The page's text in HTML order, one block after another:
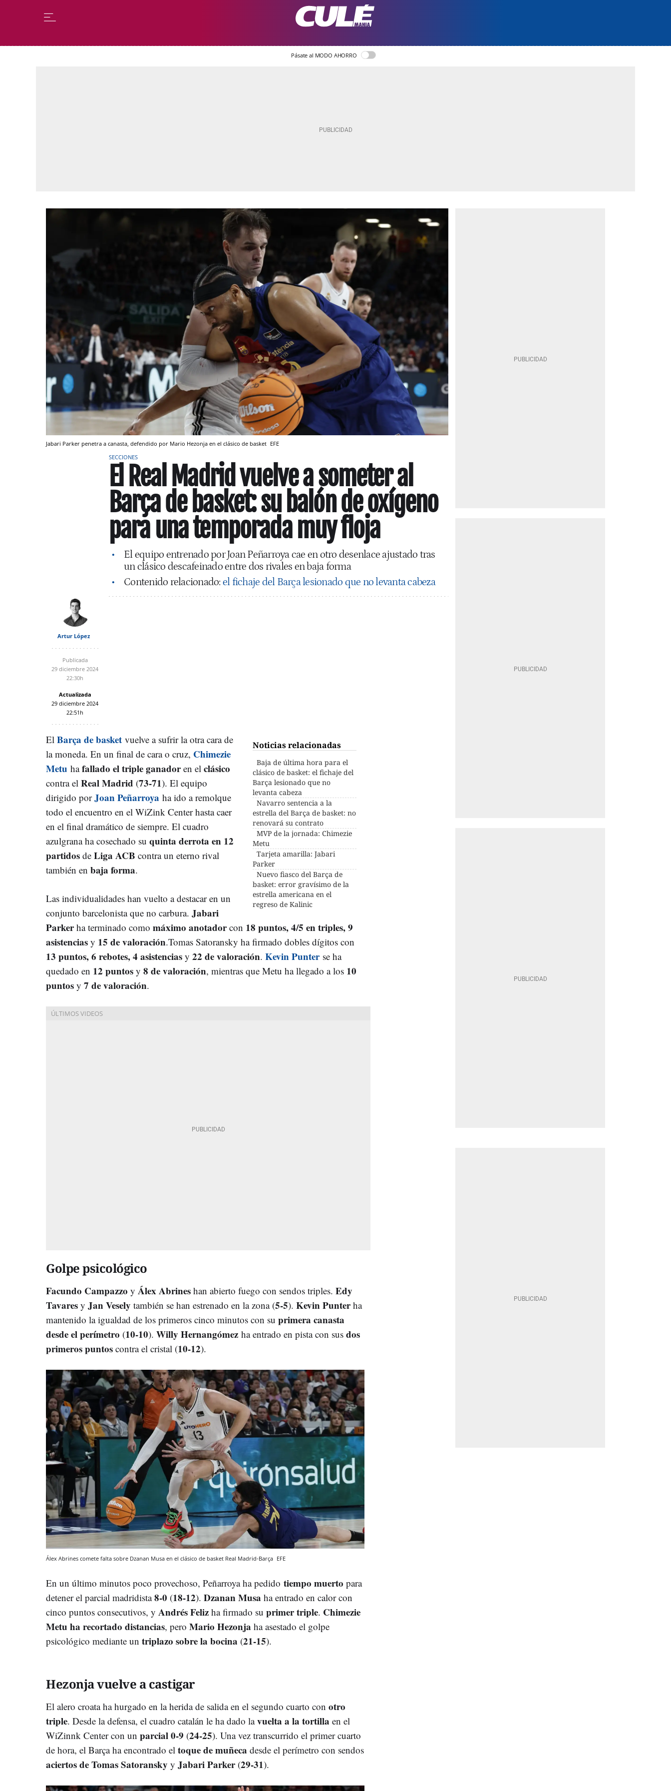
Pásate al MODO AHORRO
Jabari Parker penetra a canasta, defendido por Mario Hezonja en el clásico de basket EFE
SECCIONES
El Real Madrid vuelve a someter al
Barça de basket: su balón de oxígeno
para una temporada muy floja
El equipo entrenado por Joan Peñarroya cae en otro desenlace ajustado tras
un clásico descafeinado entre dos rivales en baja forma
Contenido relacionado: el fichaje del Barça lesionado que no levanta cabeza
Artur López
Publicada
29 diciembre 2024
22:30h
Actualizada
29 diciembre 2024
22:51h
Noticias relacionadas
Baja de última hora para el
clásico de basket: el fichaje del
Barça lesionado que no
levanta cabeza
Navarro sentencia a la
estrella del Barça de basket: no
renovará su contrato
MVP de la jornada: Chimezie
Metu
Tarjeta amarilla: Jabari
Parker
Nuevo fiasco del Barça de
basket: error gravísimo de la
estrella americana en el
regreso de Kalinic
El Barça de basket vuelve a sufrir la otra cara de
la moneda. En un final de cara o cruz, Chimezie
Metu hafallado el triple ganadoren el clásico
contra el Real Madrid (73-71). El equipo
dirigido porJoan Peñarroya ha ido a remolque
todo el encuentro en el WiZink Center hasta caer
en el final dramático de siempre. El cuadro
azulgrana ha cosechado su quinta derrota en 12
partidos de Liga ACB contra un eterno rival
también en baja forma.
Las individualidades han vuelto a destacar en un
conjunto barcelonista que no carbura. Jabari
Parkerha terminado como máximo anotadorcon 18 puntos, 4/5 en triples, 9
asistencias y 15 de valoración.Tomas Satoransky ha firmado dobles dígitos con
13 puntos, 6 rebotes, 4 asistencias y 22 de valoración. Kevin Punterse ha
quedado en 12 puntos y 8 de valoración, mientras que Metu ha llegado a los 10
puntos y 7 de valoración.
Golpe psicológico
Facundo Campazzo y Álex Abrines han abierto fuego con sendos triples. Edy
Tavares y Jan Vesely también se han estrenado en la zona (5-5). Kevin Punterha
mantenido la igualdad de los primeros cinco minutos con su primera canasta
desde el perímetro (10-10). Willy Hernangómez ha entrado en pista con sus dos
primeros puntos contra el cristal (10-12).
Álex Abrines comete falta sobre Dzanan Musa en el clásico de basket Real Madrid-Barça EFE
En un último minutos poco provechoso, Peñarroya ha pedido tiempo muerto para
detener el parcial madridista8-0 (18-12). Dzanan Musa ha entrado en calor con
cinco puntos consecutivos, y Andrés Feliz ha firmado su primer triple. Chimezie
Metu ha recortado distancias, pero Mario Hezonja ha asestado el golpe
psicológico mediante un triplazo sobre la bocina (21-15).
Hezonja vuelve a castigar
El alero croata ha hurgado en la herida de salida en el segundo cuarto con otro
triple. Desde la defensa, el cuadro catalán le ha dado lavuelta a la tortilla en el
WiZinnk Center con un parcial0-9 (24-25). Una vez transcurrido el primer cuarto
de hora, el Barça ha encontrado el toque de muñeca desde el perímetro con sendos
aciertos de Tomas Satoransky y Jabari Parker (29-31).